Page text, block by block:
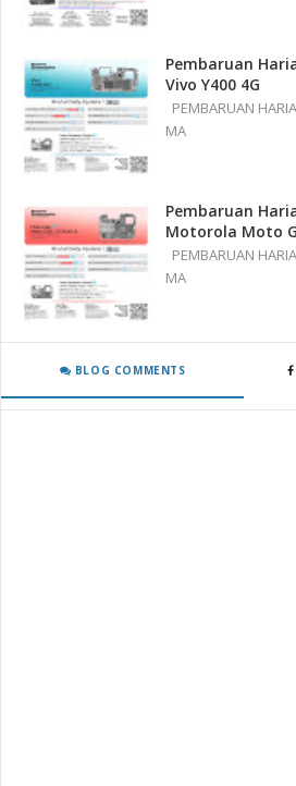
Pembaruan
Vivo Y400 4G
PEMBARUAN
MA
Pembaruan
Motorola Moto
PEMBARUAN
MA
BLOG COMMENTS